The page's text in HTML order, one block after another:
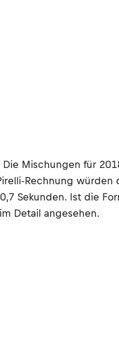
Mischungen für
Rechnung würden
Sekunden. Ist die
Detail angesehen.